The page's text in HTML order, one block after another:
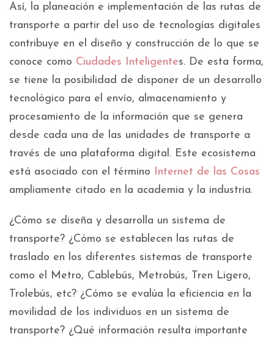
Así, la planeación e implementación de las rutas de
transporte a partir del uso de tecnologías digitales
contribuye en el diseño y construcción de lo que se
conoce como Ciudades Inteligentes. De esta forma,
se tiene la posibilidad de disponer de un desarrollo
tecnológico para el envío, almacenamiento y
procesamiento de la información que se genera
desde cada una de las unidades de transporte a
través de una plataforma digital. Este ecosistema
está asociado con el término Internet de las Cosas
ampliamente citado en la academia y la industria.
¿Cómo se diseña y desarrolla un sistema de
transporte? ¿Cómo se establecen las rutas de
traslado en los diferentes sistemas de transporte
como el Metro, Cablebús, Metrobús, Tren Ligero,
Trolebús, etc? ¿Cómo se evalúa la eficiencia en la
movilidad de los individuos en un sistema de
transporte? ¿Qué información resulta importante